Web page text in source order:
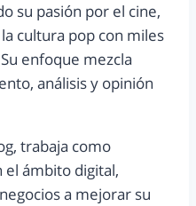
su pasión por el cine,
cultura pop con miles
enfoque mezcla
análisis y opinión
trabaja como
el ámbito digital,
a mejorar su